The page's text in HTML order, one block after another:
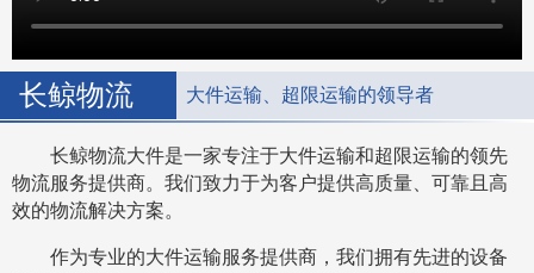
长鲸物流 大件运输、超限运输的领导者
长鲸物流大件是一家专注于大件运输和超限运输的领先
物流服务提供商。我们致力于为客户提供高质量、可靠且高
效的物流解决方案。
作为专业的大件运输服务提供商，我们拥有先进的设备